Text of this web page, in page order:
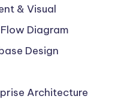
& Visual
Diagram
Design
Architecture